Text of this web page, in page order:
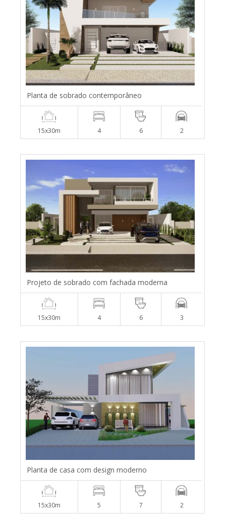
Planta de sobrado contemporâneo
15x30m 4 6 2
Projeto de sobrado com fachada moderna
15x30m 4 6 3
Planta de casa com design moderno
15x30m 5 7 2